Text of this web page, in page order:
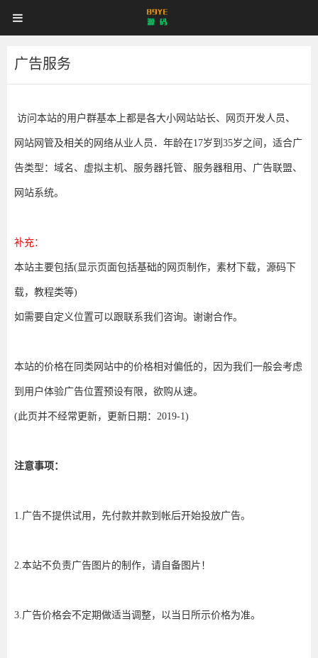
89YE
源
码
89YE 首页
商业源码
登录 注册 登注不正常？
广告服务
访问本站的用户群基本上都是各大小网站站长、网页开发人员、
网站网管及相关的网络从业人员．年龄在17岁到35岁之间，适合广
告类型：域名、虚拟主机、服务器托管、服务器租用、广告联盟、
网站系统。
补充：
本站主要包括(显示页面包括基础的网页制作，素材下载，源码下
载，教程类等)
如需要自定义位置可以跟联系我们咨询。谢谢合作。
本站的价格在同类网站中的价格相对偏低的，因为我们一般会考虑
到用户体验广告位置预设有限，欲购从速。
(此页并不经常更新，更新日期：2019-1)
注意事项：
1.广告不提供试用，先付款并款到帐后开始投放广告。
2.本站不负责广告图片的制作，请自备图片！
3.广告价格会不定期做适当调整，以当日所示价格为准。